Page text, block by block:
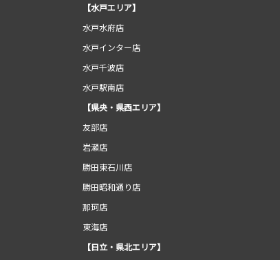
【水戸エリア】
水戸水府店
水戸インター店
水戸千波店
水戸駅南店
【県央・県西エリア】
友部店
岩瀬店
勝田東石川店
勝田昭和通り店
那珂店
東海店
【日立・県北エリア】